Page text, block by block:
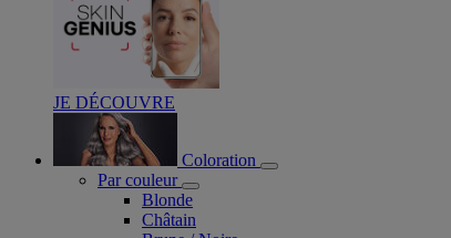
JE DÉCOUVRE
Coloration
Par couleur
Blonde
Châtain